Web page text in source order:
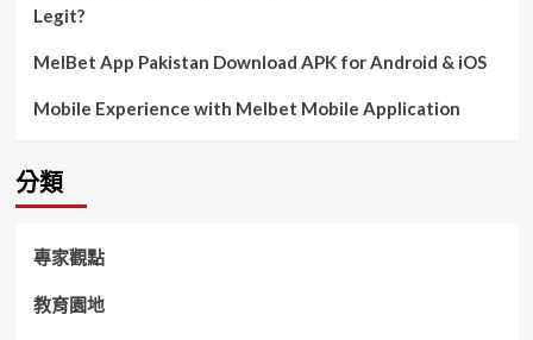
Legit?
MelBet App Pakistan Download APK for Android & iOS
Mobile Experience with Melbet Mobile Application
分類
專家觀點
教育園地